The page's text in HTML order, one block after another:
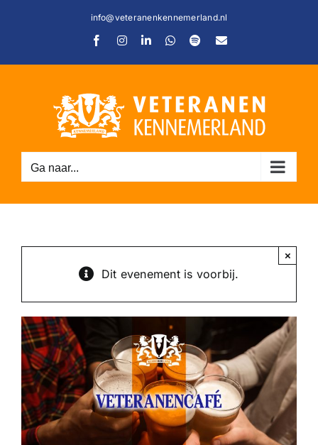
info@veteranenkennemerland.nl
FacebookInstagramLinkedInWhatsApp
SpotifyE-
Ga naar...
Dit evenement is voorbij.
×